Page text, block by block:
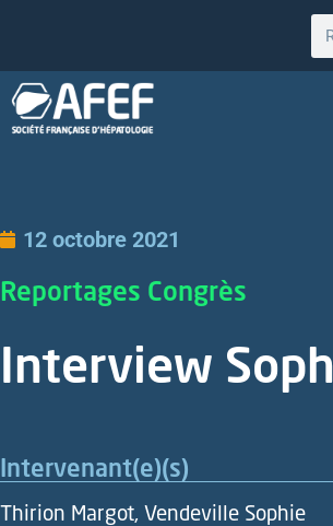
12 octobre 2021
Reportages Congrès
Interview
Intervenant(e)(s)
Thirion Margot, Vendeville Sophie